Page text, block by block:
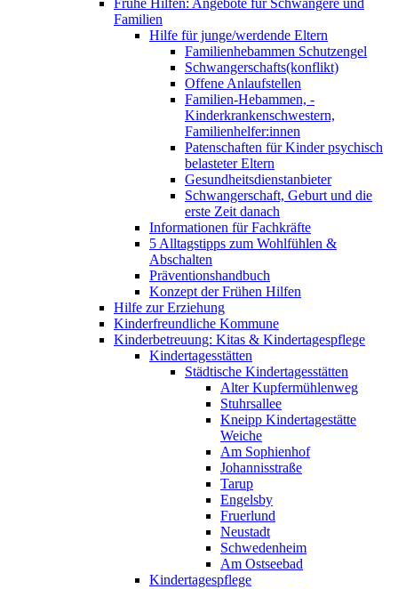
Frühe Hilfen: Angebote für Schwangere und
Familien
Hilfe für junge/werdende Eltern
Familienhebammen Schutzengel
Schwangerschafts(konflikt)
Offene Anlaufstellen
Familien-Hebammen, -
Kinderkrankenschwestern,
Familienhelfer:innen
Patenschaften für Kinder psychisch
belasteter Eltern
Gesundheitsdienstanbieter
Schwangerschaft, Geburt und die
erste Zeit danach
Informationen für Fachkräfte
5 Alltagstipps zum Wohlfühlen &
Abschalten
Präventionshandbuch
Konzept der Frühen Hilfen
Hilfe zur Erziehung
Kinderfreundliche Kommune
Kinderbetreuung: Kitas & Kindertagespflege
Kindertagesstätten
Städtische Kindertagesstätten
Alter Kupfermühlenweg
Stuhrsallee
Kneipp Kindertagestätte
Weiche
Am Sophienhof
Johannisstraße
Tarup
Engelsby
Fruerlund
Neustadt
Schwedenheim
Am Ostseebad
Kindertagespflege